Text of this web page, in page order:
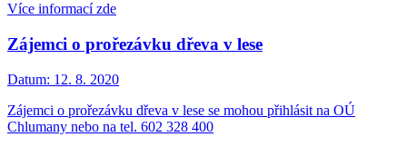
Více informací zde
Zájemci o prořezávku dřeva v lese
Datum: 12. 8. 2020
Zájemci o prořezávku dřeva v lese se mohou přihlásit na OÚ
Chlumany nebo na tel. 602 328 400